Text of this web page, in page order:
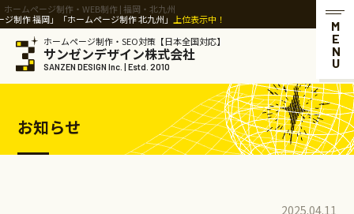
ホームページ制作・WEB制作 | 福岡・北九州
作 福岡」「ホームページ制作 北九州」上位表示中！
ホームページ制作・SEO対策【日本全国対応】
サンゼンデザイン株式会社
SANZEN DESIGN Inc. | Estd. 2010 MENU
お知らせ
2025.04.11